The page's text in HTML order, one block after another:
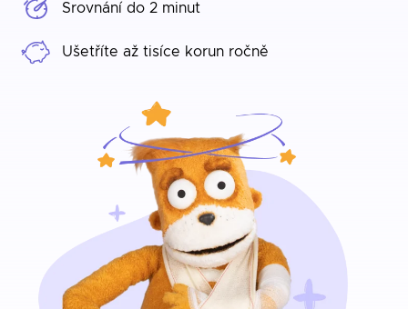
Srovnání do 2 minut
Ušetříte až tisíce korun ročně